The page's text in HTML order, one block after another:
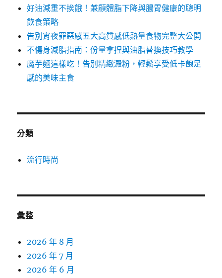
好油減重不挨餓！兼顧體脂下降與腸胃健康的聰明
飲食策略
告別宵夜罪惡感五大高質感低熱量食物完整大公開
不傷身減脂指南：份量拿捏與油脂替換技巧教學
魔芋麵這樣吃！告別精緻澱粉，輕鬆享受低卡飽足
感的美味主食
分類
流行時尚
彙整
2026 年 8 月
2026 年 7 月
2026 年 6 月